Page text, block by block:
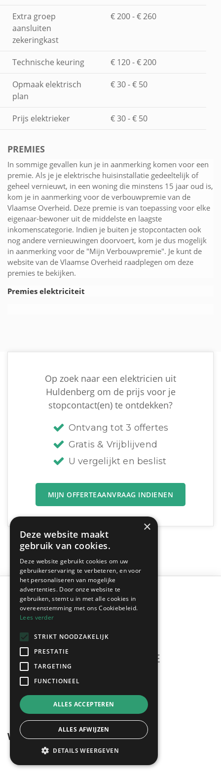
Extra groep
aansluiten
zekeringkast
€ 200 - € 260
Technische keuring € 120 - € 200
Opmaak elektrisch
plan
€ 30 - € 50
Prijs elektrieker € 30 - € 50
PREMIES
In sommige gevallen kun je in aanmerking komen voor een
premie. Als je je elektrische huisinstallatie gedeeltelijk of
geheel vernieuwt, in een woning die minstens 15 jaar oud is,
kom je in aanmerking voor de verbouwpremie van de
Vlaamse Overheid. Deze premie is van toepassing voor elke
eigenaar-bewoner uit de middelste en laagste
inkomenscategorie. Indien je buiten je stopcontacten ook
nog andere vernieuwingen doorvoert, kom je dus mogelijk
in aanmerking voor de "Mijn Verbouwpremie". Je kunt de
website van de Vlaamse Overheid raadplegen om deze
premies te bekijken.
Premies elektriciteit
Op zoek naar een elektricien uit
Huldenberg om de prijs voor je
stopcontact(en) te ontdekken?
Ontvang tot 3 offertes
Gratis & Vrijblijvend
U vergelijkt en beslist
MIJN OFFERTEAANVRAAG INDIENEN
Meerdere offertes
Wegwijzer
×
Deze website maakt
gebruik van cookies.
Deze website gebruikt cookies om uw
gebruikerservaring te verbeteren, en voor
het personaliseren van mogelijke
advertenties. Door onze website te
gebruiken, stemt u in met alle cookies in
overeenstemming met ons Cookiebeleid.
Lees verder
STRIKT NOODZAKELIJK
PRESTATIE
TARGETING
FUNCTIONEEL
ALLES ACCEPTEREN
ALLES AFWIJZEN
DETAILS WEERGEVEN